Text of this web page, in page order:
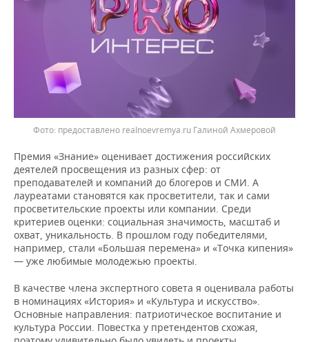
предоставлено realnoevremya.ru Галиной Ахмеровой
Премия «Знание» оценивает достижения российских
деятелей просвещения из разных сфер: от
преподавателей и компаний до блогеров и СМИ. А
лауреатами становятся как просветители, так и сами
просветительские проекты или компании. Среди
критериев оценки: социальная значимость, масштаб и
охват, уникальность. В прошлом году победителями,
например, стали «Большая перемена» и «Точка кипения»
— уже любимые молодежью проекты.
В качестве члена экспертного совета я оценивала работы
в номинациях «История» и «Культура и искусство».
Основные направления: патриотическое воспитание и
культура России. Повестка у претендентов схожая,